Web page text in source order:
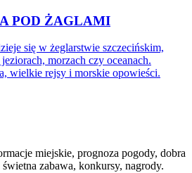
POD ŻAGLAMI
się w żeglarstwie szczecińskim,
morzach czy oceanach.
wielkie rejsy i morskie opowieści.
miejskie, prognoza pogody, dobra
zabawa, konkursy, nagrody.